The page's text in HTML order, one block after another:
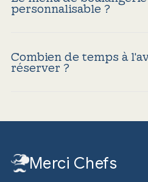
personnalisable ?
vos besoins.
Combien de temps à
réserver ?
Merci Chefs